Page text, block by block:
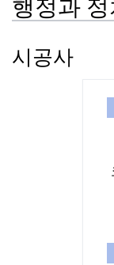
행정과 정
시공사